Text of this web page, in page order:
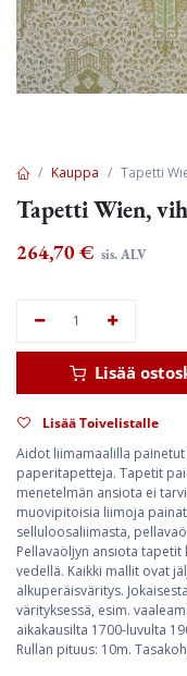
Kauppa Tapetti
Tapetti Wien,
264,70 € sis. ALV
Lisää
Lisää Toivelistalle
Aidot liimamaalilla
paperitapetteja. Tapetit
menetelmän ansiota ei
muovipitoisia liimoja
selluloosaliimasta,
Pellavaöljyn ansiota tapetit
vedellä. Kaikki mallit ovat
alkuperäisväritys.
värityksessä, esim.
aikakausilta 1700-luvulta
Rullan pituus: 10m.